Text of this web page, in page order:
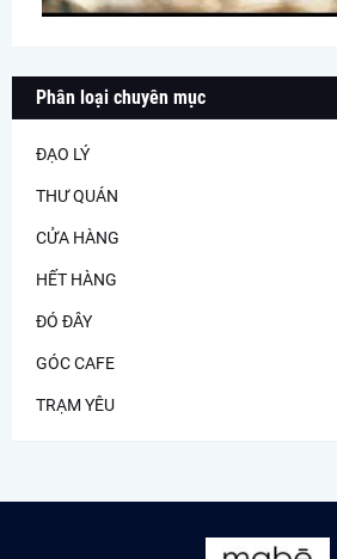
Phân loại chuyên mục
ĐẠO LÝ
THƯ QUÁN
CỬA HÀNG
HẾT HÀNG
ĐÓ ĐÂY
GÓC CAFE
TRẠM YÊU